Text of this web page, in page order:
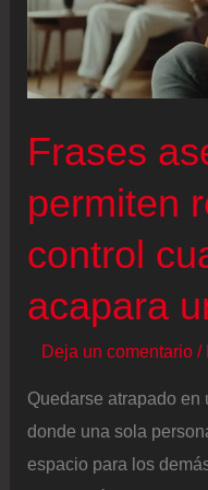
Frases
permiten
control
acapara
Deja un comentario /
Quedarse atrapado
donde una sola
espacio para los